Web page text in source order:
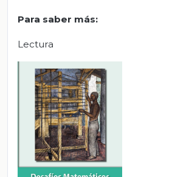
Para saber más:
Lectura